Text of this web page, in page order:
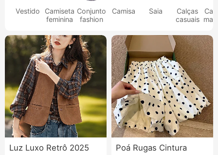
Vestido
Camiseta
feminina
Conjunto
fashion
Camisa Saia
Calças
casuais
Luz Luxo Retrô 2025
Poá Rugas Cintura